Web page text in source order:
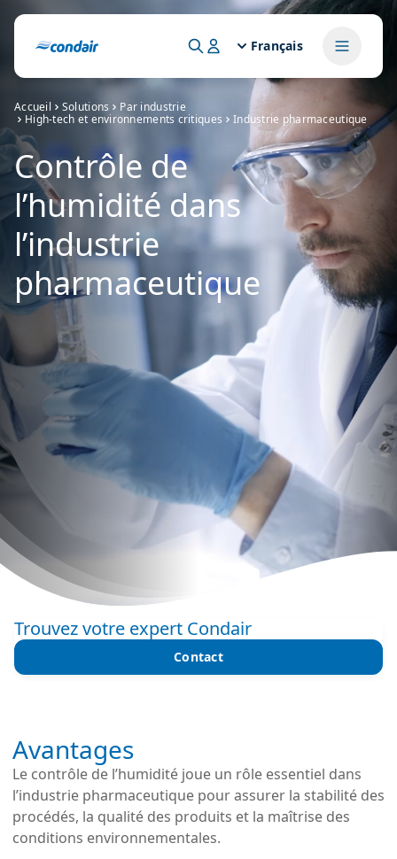
Français
Accueil Solutions
Par industrie
High-tech et environnements critiques
Industrie pharmaceutique
Contrôle de
l’humidité dans
l’industrie
pharmaceutique
Trouvez votre expert Condair
Contact
Avantages
Le contrôle de l’humidité joue un rôle essentiel dans
l’industrie pharmaceutique pour assurer la stabilité des
procédés, la qualité des produits et la maîtrise des
conditions environnementales.